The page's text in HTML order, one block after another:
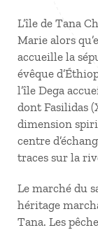
L’île de Tana
Marie alors
accueille la
évêque
l’île Dega
dont Fasilidas
dimension
centre
traces sur la
Le marché du
héritage
Tana. Les